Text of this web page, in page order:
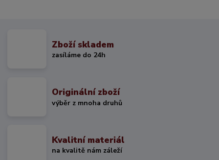
Zboží skladem
zasíláme do 24h
Originální zboží
výběr z mnoha druhů
Kvalitní materiál
na kvalitě nám záleží